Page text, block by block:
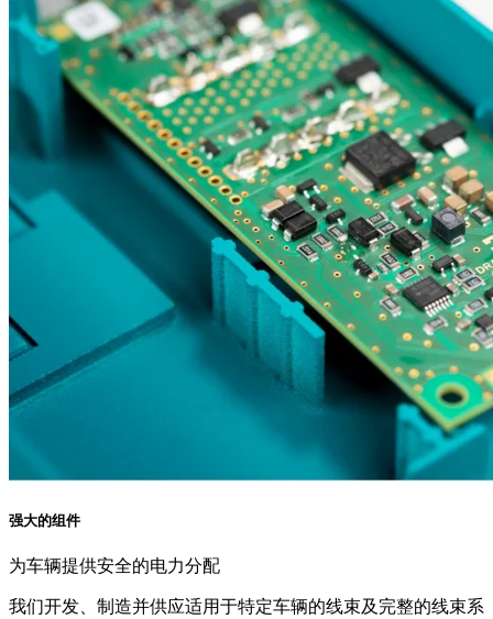
强大的组件
为车辆提供安全的电力分配
我们开发、制造并供应适用于特定车辆的线束及完整的线束系